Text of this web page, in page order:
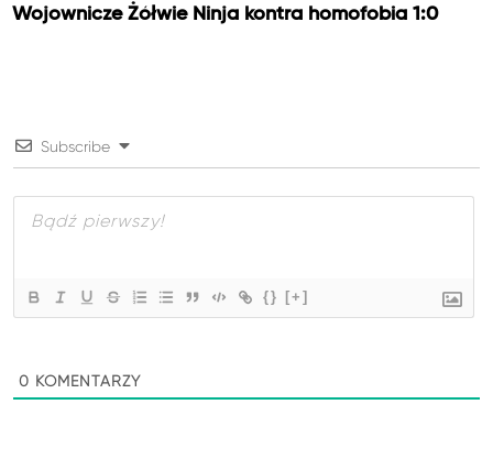
Wojownicze Żółwie Ninja kontra homofobia 1:0
Subscribe
{} [+]
0 KOMENTARZY